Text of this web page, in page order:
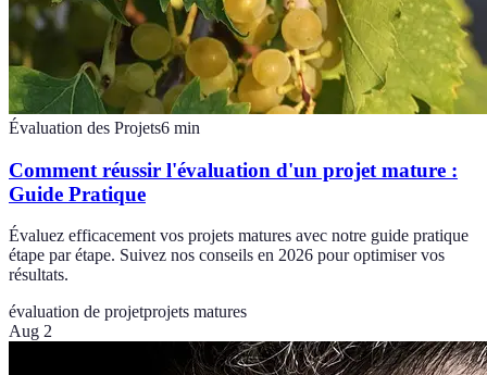
Évaluation des Projets6 min
Comment réussir l'évaluation d'un projet mature :
Guide Pratique
Évaluez efficacement vos projets matures avec notre guide pratique
étape par étape. Suivez nos conseils en 2026 pour optimiser vos
résultats.
évaluation de projetprojets matures
Aug 2